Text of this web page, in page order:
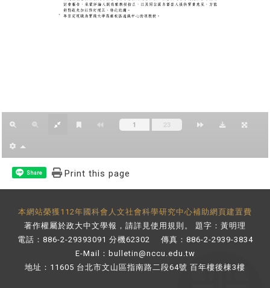
Share Print this page
本網站榮獲112年國科會人文社會科學研究中心補助網頁建置費
著作權屬於政大中文學報，請詳見使用規則 。 題字：黃明理
電話：886-2-29393091 分機62302 傳真：886-2-2939-3834
E-Mail： bulletin@nccu.edu.tw
地址：11605 台北市文山區指南路二段64號 百年樓後棟3樓